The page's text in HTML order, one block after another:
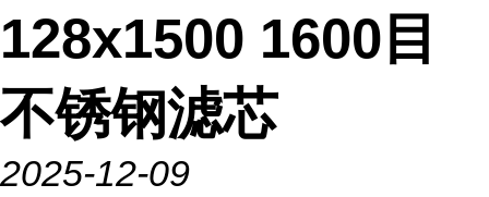
128x1500 1600目
不锈钢滤芯
2025-12-09